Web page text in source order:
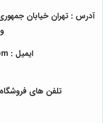
ایمیل : info@414co.com
تلفن